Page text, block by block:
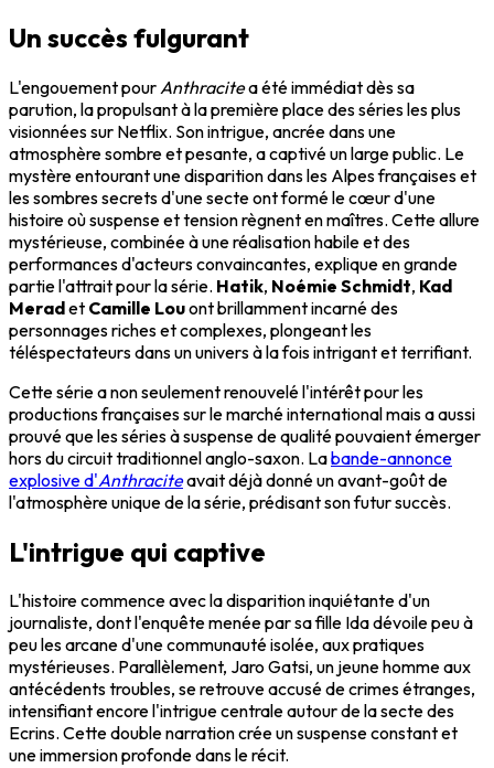
Un succès fulgurant
L'engouement pour Anthracitea été immédiat dès sa
parution, la propulsant à la première place des séries les plus
visionnées sur Netflix. Son intrigue, ancrée dans une
atmosphère sombre et pesante, a captivé un large public. Le
mystère entourant une disparition dans les Alpes françaises et
les sombres secrets d'une secte ont formé le cœur d'une
histoire où suspense et tension règnent en maîtres. Cette allure
mystérieuse, combinée à une réalisation habile et des
performances d'acteurs convaincantes, explique en grande
partie l'attrait pour la série. Hatik, Noémie Schmidt, Kad
Meradet Camille Louont brillamment incarné des
personnages riches et complexes, plongeant les
téléspectateurs dans un univers à la fois intrigant et terrifiant.
Cette série a non seulement renouvelé l'intérêt pour les
productions françaises sur le marché international mais a aussi
prouvé que les séries à suspense de qualité pouvaient émerger
hors du circuit traditionnel anglo-saxon. Labande-annonce
explosive d'Anthraciteavait déjà donné un avant-goût de
l'atmosphère unique de la série, prédisant son futur succès.
L'intrigue qui captive
L'histoire commence avec la disparition inquiétante d'un
journaliste, dont l'enquête menée par sa fille Ida dévoile peu à
peu les arcane d'une communauté isolée, aux pratiques
mystérieuses. Parallèlement, Jaro Gatsi, un jeune homme aux
antécédents troubles, se retrouve accusé de crimes étranges,
intensifiant encore l'intrigue centrale autour de la secte des
Ecrins. Cette double narration crée un suspense constant et
une immersion profonde dans le récit.